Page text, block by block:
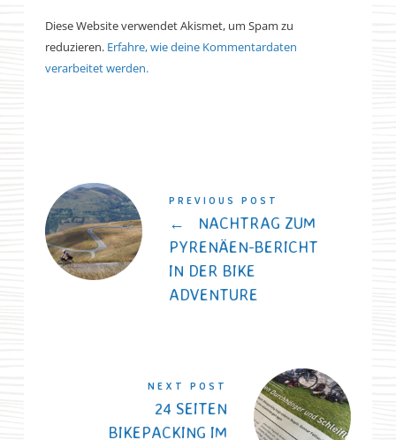
Diese Website verwendet Akismet, um Spam zu
reduzieren. Erfahre, wie deine Kommentardaten
verarbeitet werden.
PREVIOUS POST
←
NACHTRAG ZUM
PYRENÄEN-BERICHT
IN DER BIKE
ADVENTURE
NEXT POST
24 SEITEN
BIKEPACKING IM